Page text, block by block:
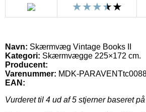
Navn: Skærmvæg Vintage Books II
Kategori: Skærmvægge 225×172 cm.
Producent:
Varenummer: MDK-
EAN:
Vurderet til 4 ud af 5 stjerner baseret på